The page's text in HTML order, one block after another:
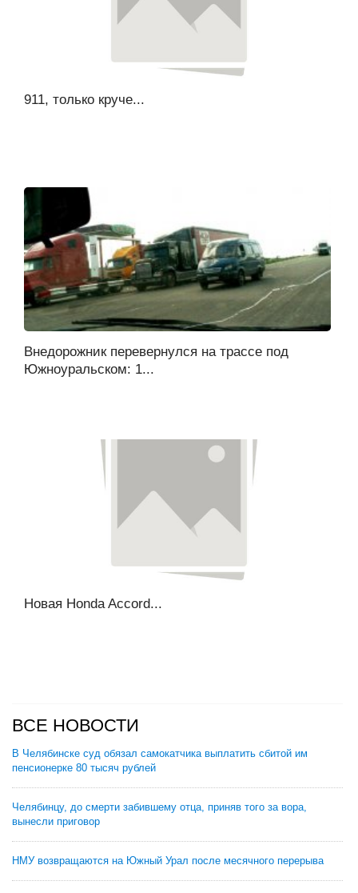
911, только круче...
Внедорожник перевернулся на трассе под
Южноуральском: 1...
Новая Honda Accord...
ВСЕ НОВОСТИ
В Челябинске суд обязал самокатчика выплатить сбитой им
пенсионерке 80 тысяч рублей
Челябинцу, до смерти забившему отца, приняв того за вора,
вынесли приговор
НМУ возвращаются на Южный Урал после месячного перерыва